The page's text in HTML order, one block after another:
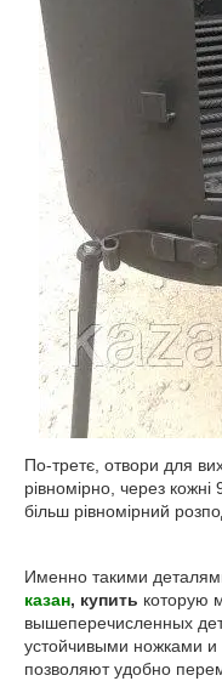
По-третє, отвори для
рівномірно, через кожні
більш рівномірний
Именно такими
казан, купить которую
вышеперечисленных
устойчивыми ножками
позволяют удобно